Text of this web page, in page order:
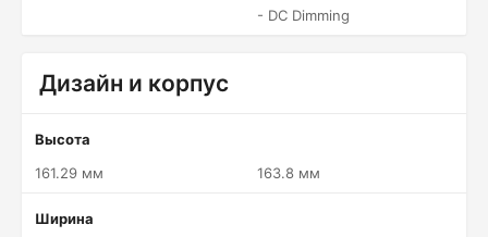
- DC Dimming
Дизайн и корпус
Высота
161.29 мм
163.8 мм
Ширина